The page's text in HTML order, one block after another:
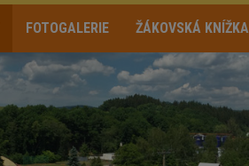
FOTOGALERIE ŽÁKOVSKÁ KNÍŽKA